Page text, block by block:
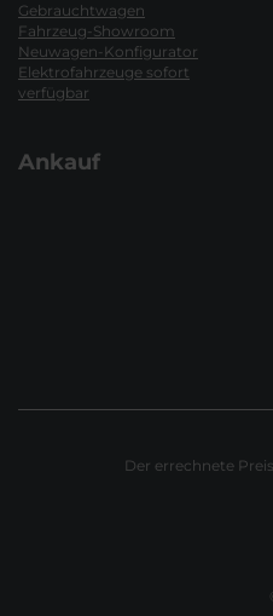
Gebrauchtwagen
Fahrzeug-Showroom
Neuwagen-Konfigurator
Elektrofahrzeuge sofort
verfügbar
Ankauf
Der errechnete